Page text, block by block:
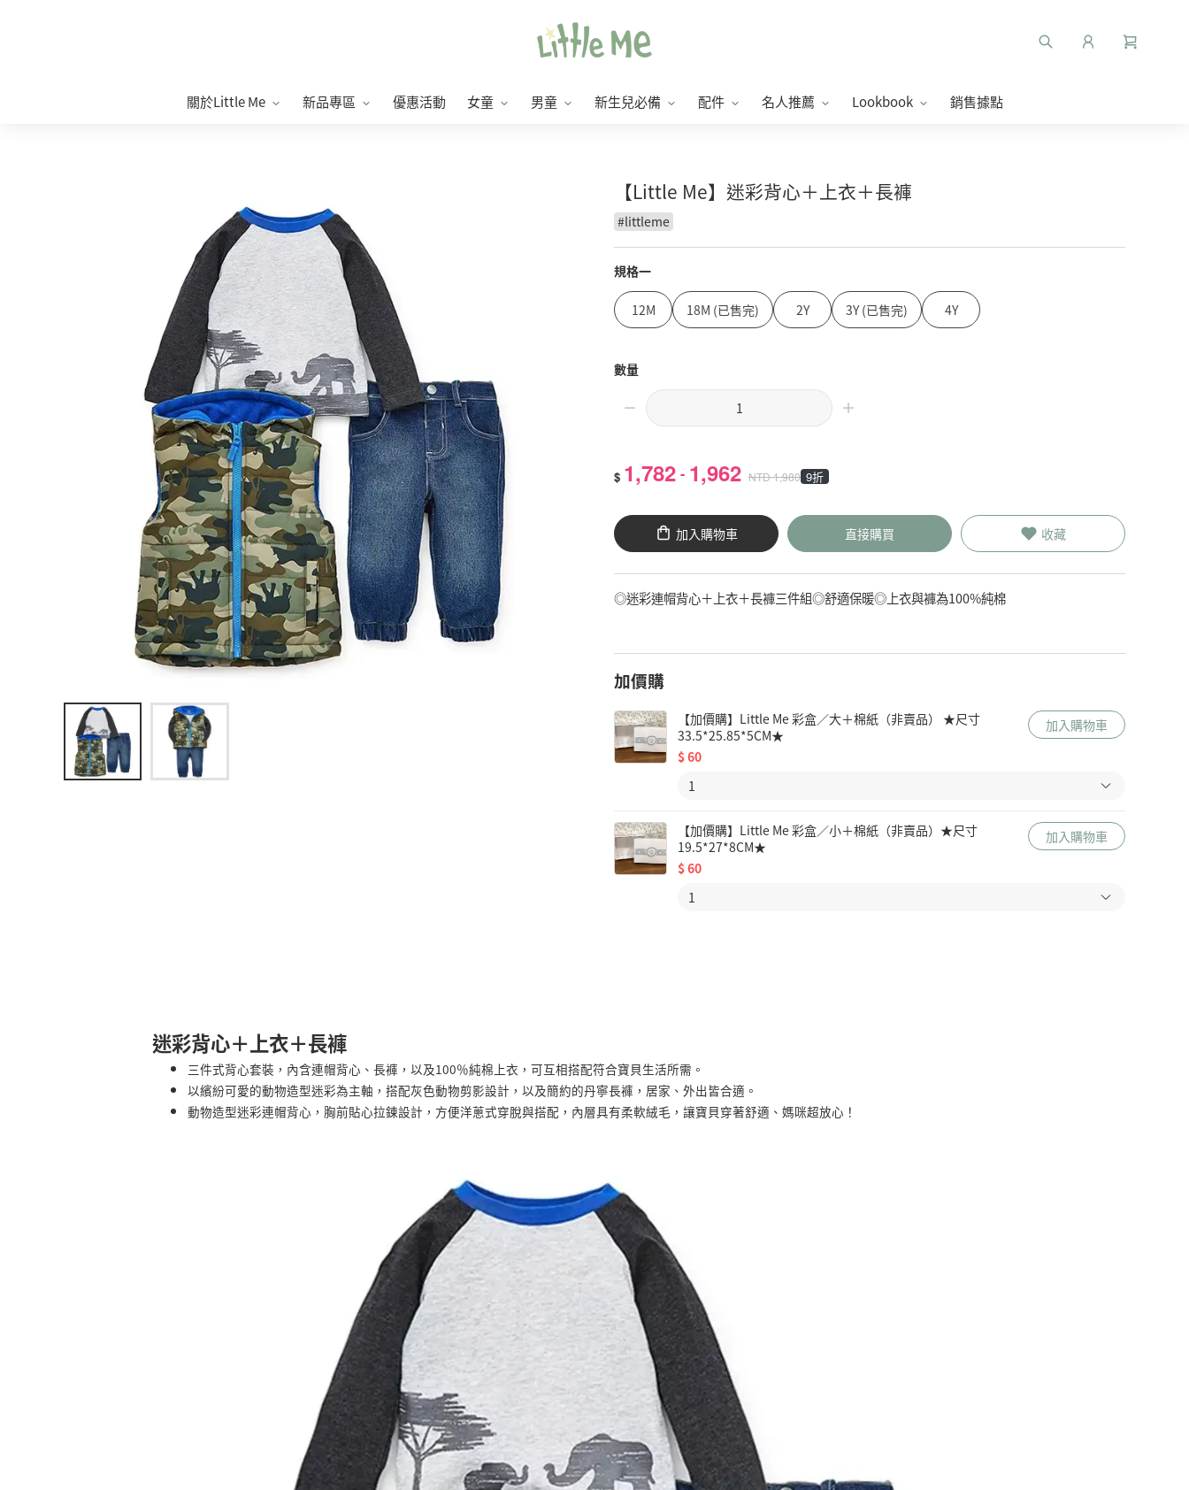
關於Little Me 新品專區 優惠活動 女童 男童 新生兒必備 配件 名人推薦 Lookbook 銷售據點
【Little Me】迷彩背心＋上衣＋長褲
#littleme
規格一
12M 18M (已售完) 2Y 3Y (已售完) 4Y
數量
$ 1,782 - 1,962 NTD1,980 9折
加入購物車 直接購買 收藏
◎迷彩連帽背心＋上衣＋長褲三件組◎舒適保暖◎上衣與褲為100%純棉
加價購
【加價購】Little Me 彩盒／大＋棉紙（非賣品） ★尺寸
33.5*25.85*5CM★
$60
加入購物車
【加價購】Little Me 彩盒／小＋棉紙（非賣品）★尺寸
19.5*27*8CM★
$60
加入購物車
迷彩背心＋上衣＋長褲
三件式背心套裝，內含連帽背心、長褲，以及100％純棉上衣，可互相搭配符合寶貝生活所需。
以繽紛可愛的動物造型迷彩為主軸，搭配灰色動物剪影設計，以及簡約的丹寧長褲，居家、外出皆合適。
動物造型迷彩連帽背心，胸前貼心拉鍊設計，方便洋蔥式穿脫與搭配，內層具有柔軟絨毛，讓寶貝穿著舒適、媽咪超放心！